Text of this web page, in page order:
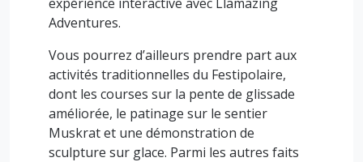
Adventures.
Vous pourrez d’ailleurs prendre part aux
activités traditionnelles du Festipolaire,
dont les courses sur la pente de glissade
améliorée, le patinage sur le sentier
Muskrat et une démonstration de
sculpture sur glace. Parmi les autres faits